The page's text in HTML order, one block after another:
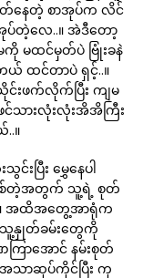
တ်နေတဲ့ စာအုပ်က လိင်
ပ်တဲ့လေ..။ အဲဒီတော့
ကို မထင်မှတ်ပဲ ဗြုံးခနဲ
ထင်တာပဲ ရှင့်..။
င်းဖက်လိုက်ပြီး ကျမ
သားလုံးလုံးအိအိကြီး
။
းပြီး မွှေနေပါ
ြစ်တဲ့အတွက် သူ့ရဲ့ စုတ်
..။ အထိအတွေ့အာရုံက
သူ့နှုတ်ခမ်းတွေကို
ကြာအောင် နမ်းစုတ်
အသာဆုပ်ကိုင်ပြီး ကု